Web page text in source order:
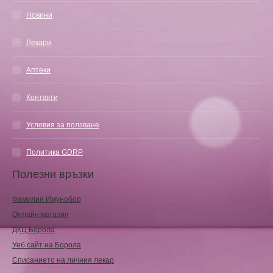
Новини
Лекари
Аптеки
Контакти
Условия за ползване
Политика GDRP
Полезни връзки
Фамилия Имунобор
Онлайн магазин
ДКЦ Борола
Уеб сайт на Борола
Списанието на личния лекар